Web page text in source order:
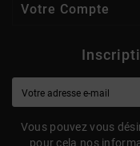
Votre Compte
Vous pouvez vous
pour cela nos